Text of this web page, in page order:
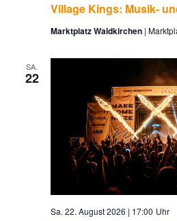
Village Kings: Musik-
Marktplatz Waldkirchen
SA.
22
Sa. 22. August 2026 | 17:00